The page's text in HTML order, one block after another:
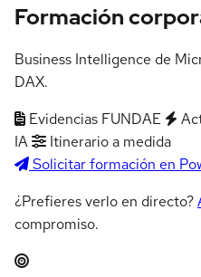
Formación
Business Intelligence de
DAX.
Evidencias FUNDAE
IA
Itinerario a medida
Solicitar formación en
¿Prefieres verlo en directo?
compromiso.
Resumen del